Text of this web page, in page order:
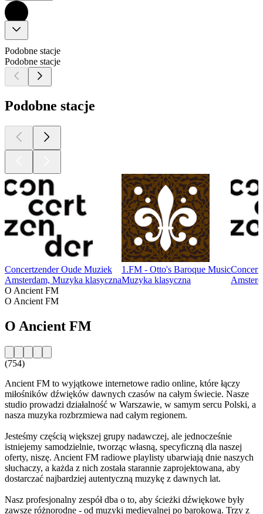
Podobne stacje
Podobne stacje
Podobne stacje
Concertzender Oude Muziek
Amsterdam, Muzyka klasyczna
1.FM - Otto's Baroque Music
Muzyka klasyczna
O Ancient FM
O Ancient FM
O Ancient FM
(754)
Ancient FM to wyjątkowe internetowe radio online, które łączy
miłośników dźwięków dawnych czasów na całym świecie. Nasze
studio prowadzi działalność w Warszawie, w samym sercu Polski, a
nasza muzyka rozbrzmiewa nad całym regionem.
Jesteśmy częścią większej grupy nadawczej, ale jednocześnie
istniejemy samodzielnie, tworząc własną, specyficzną dla naszej
oferty, niszę. Ancient FM radiowe playlisty ubarwiają dnie naszych
słuchaczy, a każda z nich została starannie zaprojektowana, aby
dostarczać najbardziej autentyczną muzykę z dawnych lat.
Nasz profesjonalny zespół dba o to, aby ścieżki dźwiękowe były
zawsze różnorodne - od muzyki medievalnej po barokową. Trzy z